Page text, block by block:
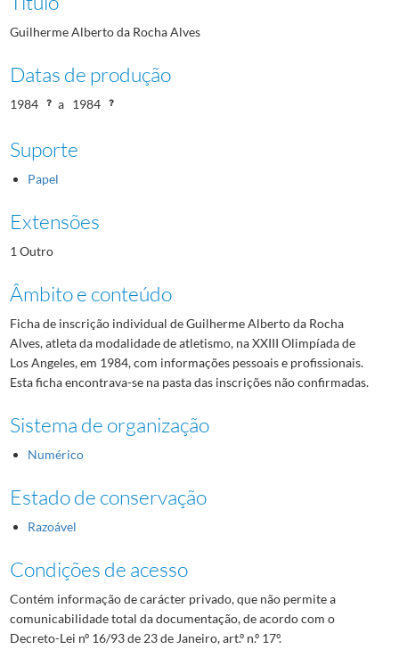
Guilherme Alberto da Rocha Alves
Datas de produção
1984 a 1984
Suporte
Papel
Extensões
1 Outro
Âmbito e conteúdo
Ficha de inscrição individual de Guilherme Alberto da Rocha
Alves, atleta da modalidade de atletismo, na XXIII Olimpíada de
Los Angeles, em 1984, com informações pessoais e profissionais.
Esta ficha encontrava-se na pasta das inscrições não confirmadas.
Sistema de organização
Numérico
Estado de conservação
Razoável
Condições de acesso
Contém informação de carácter privado, que não permite a
comunicabilidade total da documentação, de acordo com o
Decreto-Lei nº 16/93 de 23 de Janeiro, art.º n.º 17º.